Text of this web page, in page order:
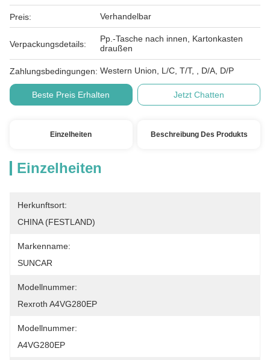
Preis: Verhandelbar
Verpackungsdetails:
Pp.-Tasche nach innen, Kartonkasten
draußen
Zahlungsbedingungen: Western Union, L/C, T/T, , D/A, D/P
Beste Preis Erhalten Jetzt Chatten
Einzelheiten Beschreibung Des Produkts
Einzelheiten
Herkunftsort:
CHINA (FESTLAND)
Markenname:
SUNCAR
Modellnummer:
Rexroth A4VG280EP
Modellnummer:
A4VG280EP